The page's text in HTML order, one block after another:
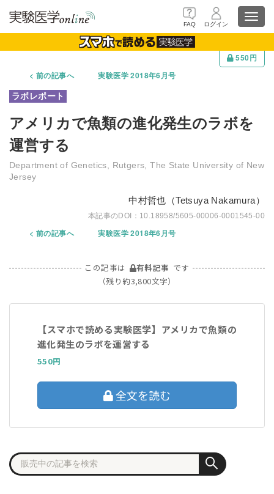
FAQ ログイン
550円
前の記事へ
実験医学 2018年6月号
アメリカで魚類の進化発生のラボを
運営する
Department of Genetics, Rutgers, The State University of New
Jersey
中村哲也（Tetsuya Nakamura）
10.18958/5605-00006-0001545-00
前の記事へ 実験医学 2018年6月号
この記事は 有料記事 です
（残り約3,800文字）
【スマホで読める実験医学】アメリカで魚類の
進化発生のラボを運営する
550円
全文を読む